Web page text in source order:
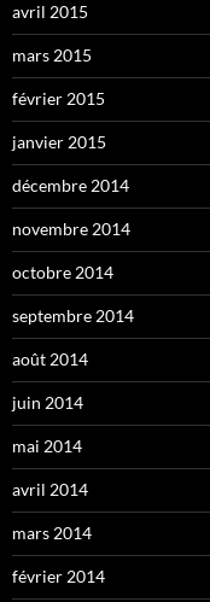
avril 2015
mars 2015
février 2015
janvier 2015
décembre 2014
novembre 2014
octobre 2014
septembre 2014
août 2014
juin 2014
mai 2014
avril 2014
mars 2014
février 2014